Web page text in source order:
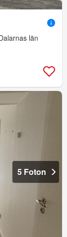
län
5 Foton